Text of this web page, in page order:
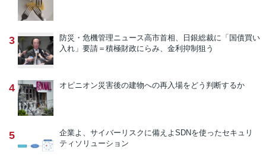
3 防災・危機管理ニュース高市首相、日銀総裁に「国債買い
入れ」要請＝積極財政にらみ、金利抑制狙う
4 オピニオン災害後の建物への再入場をどう判断するか
5 企業よ、サイバーリスクに備えよ SDNを使ったセキュリ
ティソリューション